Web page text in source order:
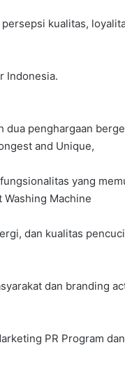
kualitas,
Indonesia.
dua penghargaan
and Unique,
yang
Machine
dan kualitas
dan branding
PR Program